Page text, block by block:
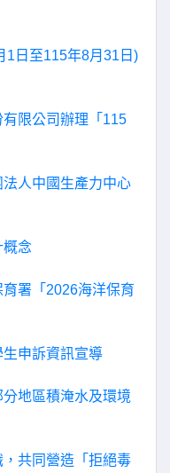
1日至115年8月31日)
限公司辦理「115
人中國生產力中心
念
署「2026海洋保育
申訴資訊宣導
地區積淹水及環境
共同營造「拒絕毒